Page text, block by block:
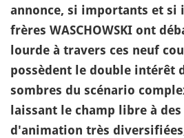
annonce, si importants et si
frères WASCHOWSKI ont
lourde à travers ces neuf
possèdent le double intérêt
sombres du scénario
laissant le champ libre à
d'animation très